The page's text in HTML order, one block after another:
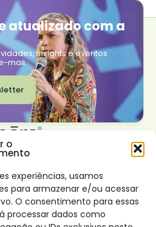
o
experiências, usamos
para armazenar e/ou acessar
O consentimento para essas
processar dados como
atualizado com a
insights e eventos
mail.
seu
soluções
de
virtuosos
Trabalhe conosco
Rio de Janeiro
São Paulo
Lisboa
Conecte-se
Facebook
Instagram
LinkedIn